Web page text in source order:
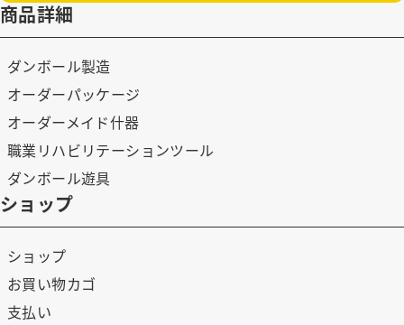
商品詳細
ダンボール製造
オーダーパッケージ
オーダーメイド什器
職業リハビリテーションツール
ダンボール遊具
ショップ
ショップ
お買い物カゴ
支払い